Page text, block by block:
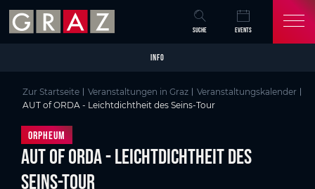
Skip to main content
Skip to table of contents
Skip to main navigation
SUCHE EVENTS
INFO
Zur Startseite Veranstaltungen in Graz
Veranstaltungskalender
AUT of ORDA - Leichtdichtheit des Seins-Tour
Orpheum
AUT of ORDA - Leichtdichtheit des
Seins-Tour